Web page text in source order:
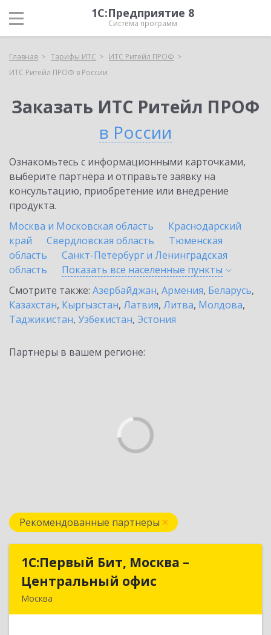
1С:Предприятие 8
Система программ
Главная Тарифы ИТС
ИТС Ритейл ПРОФ
ИТС Ритейл ПРОФ в России
Заказать ИТС Ритейл ПРОФ
в России
Ознакомьтесь с информационными карточками,
выберите партнёра и отправьте заявку на
консультацию, приобретение или внедрение
продукта.
Москва и Московская область
Краснодарский
край
Свердловская область
Тюменская
область
Санкт-Петербург и Ленинградская
область
Показать все населенные пункты
Смотрите также: Азербайджан, Армения, Беларусь,
Казахстан, Кыргызстан, Латвия, Литва, Молдова,
Таджикистан, Узбекистан, Эстония
Партнеры в вашем регионе:
Рекомендованные партнеры
1С:Первый Бит, Москва –
Центральный офис
Москва
1С:Первый Бит, Москва –
Центральный офис